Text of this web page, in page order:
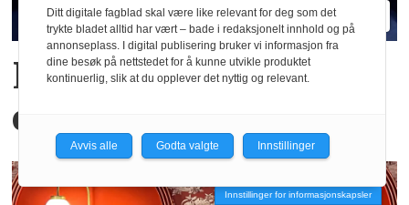
Hva er egentlig KI-
effekten i Oljefondet?
Innstillinger for informasjonskapsler
Ditt digitale fagblad skal være like relevant for deg som det
trykte bladet alltid har vært – bade i redaksjonelt innhold og på
annonseplass. I digital publisering bruker vi informasjon fra
dine besøk på nettstedet for å kunne utvikle produktet
kontinuerlig, slik at du opplever det nyttig og relevant.
Avvis alle Godta valgte Innstillinger